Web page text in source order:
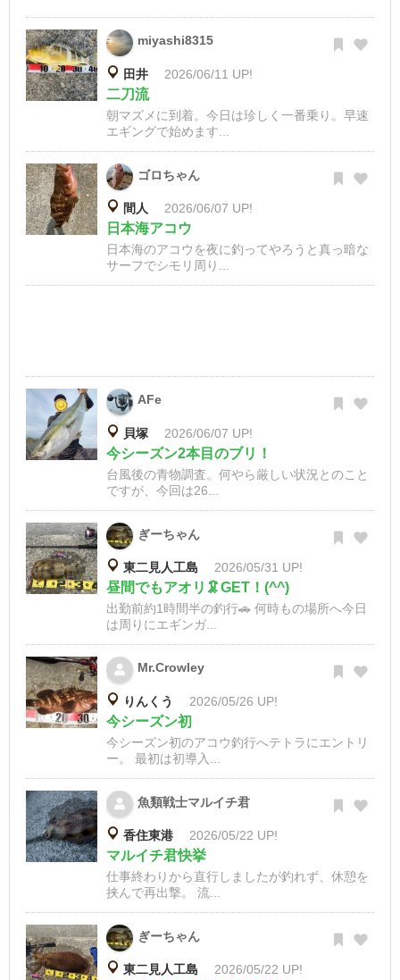
miyashi8315
田井 2026/06/11 UP!
二刀流
朝マズメに到着。今日は珍しく一番乗り。早速
エギングで始めます...
ゴロちゃん
間人 2026/06/07 UP!
日本海アコウ
日本海のアコウを夜に釣ってやろうと真っ暗な
サーフでシモリ周り...
AFe
貝塚 2026/06/07 UP!
今シーズン2本目のブリ！
台風後の青物調査。何やら厳しい状況とのこと
ですが、今回は26...
ぎーちゃん
東二見人工島 2026/05/31 UP!
昼間でもアオリ🦑GET！(^^)
出勤前約1時間半の釣行🚗 何時もの場所へ今日
は周りにエギンガ...
Mr.Crowley
りんくう 2026/05/26 UP!
今シーズン初
今シーズン初のアコウ釣行へテトラにエントリ
ー。 最初は初導入...
魚類戦士マルイチ君
香住東港 2026/05/22 UP!
マルイチ君快挙
仕事終わりから直行しましたが釣れず、休憩を
挟んで再出撃。 流...
ぎーちゃん
東二見人工島 2026/05/22 UP!